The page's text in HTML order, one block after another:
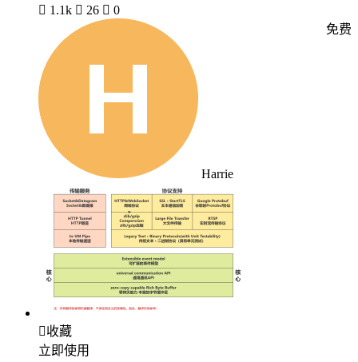
 1.1k  26  0
Harrie
免费
收藏
立即使用